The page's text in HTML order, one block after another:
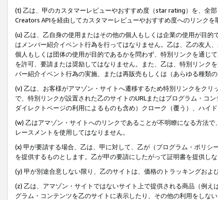
(t) 乙は、甲のカスタマーレビューやおすすめ度（star rating）を、全
Creators APIを経由してカスタマーレビューやおすすめ度へのリンクを
(u) 乙は、乙自身の使用またはその他の個人もしくは企業の使用が目
はメンバー紹介イベント行為を行ってはなりません。乙は、乙の友人
個人もしくは団体の使用が目的であるかを問わず、特別リンクを通じ
を許可、要請または奨励してはなりません。また、乙は、特別リンク
バー紹介イベント行為の実施、または再販売もしくは（あらゆる種類
(v) 乙は、お客様がアマゾン・サイトへ遷移するため特別リンクをク
で、特別リンクが設置された乙のサイトのURLまたはプログラム・コ
ダイレクトページの利用によるものも含め）クローク（覆う）、ハイ
(w) 乙はアマゾン・サイトへのリンクであることが不明瞭になる方法
レースメントを使用してはなりません。
(x) 甲が要請する場合、乙は、甲に対して、乙が（プログラム・ポリ
を提供するものとします。乙が甲の要請にしたがって証明書を提供し
(y) 甲が別途合意しない限り、乙のサイトは、価格のトラッキングお
(z) 乙は、アマゾン・サイトではないサイト上で提供される商品（例
グラム・コンテンツを乙のサイトに表示したり、その他の利用をしな